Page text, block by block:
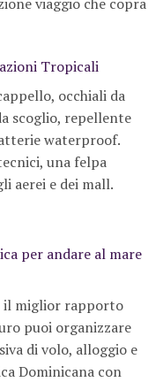
Tropicali
occhiali da
scoglio, repellente
waterproof.
una felpa
aerei e dei mall.
per andare al mare
il miglior rapporto
puoi organizzare
di volo, alloggio e
Dominicana con